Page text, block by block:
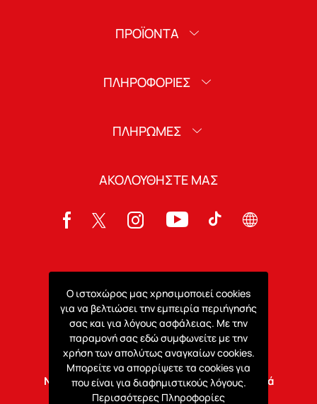
ΠΡΟΪΟΝΤΑ
ΠΛΗΡΟΦΟΡΙΕΣ
ΠΛΗΡΩΜΕΣ
ΑΚΟΛΟΥΘΗΣΤΕ ΜΑΣ
ΝΕΑ ΣΑΛΑΜΙΝΑ ΑΜΜΟΧΩΣΤΟΥ - Ηλεκτρονικά
Εισιτήρια
Ο ιστοχώρος μας χρησιμοποιεί cookies
για να βελτιώσει την εμπειρία περιήγησής
σας και για λόγους ασφάλειας. Με την
παραμονή σας εδώ συμφωνείτε με την
χρήση των απολύτως αναγκαίων cookies.
Μπορείτε να απορρίψετε τα cookies για
που είναι για διαφημιστικούς λόγους.
Περισσότερες Πληροφορίες